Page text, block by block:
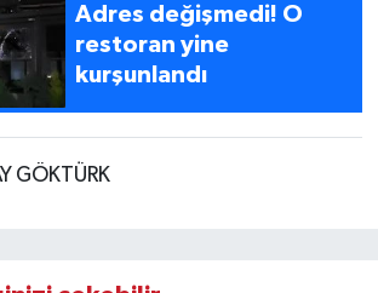
Adres değişmedi! O
restoran yine
kurşunlandı
GÖKTÜRK